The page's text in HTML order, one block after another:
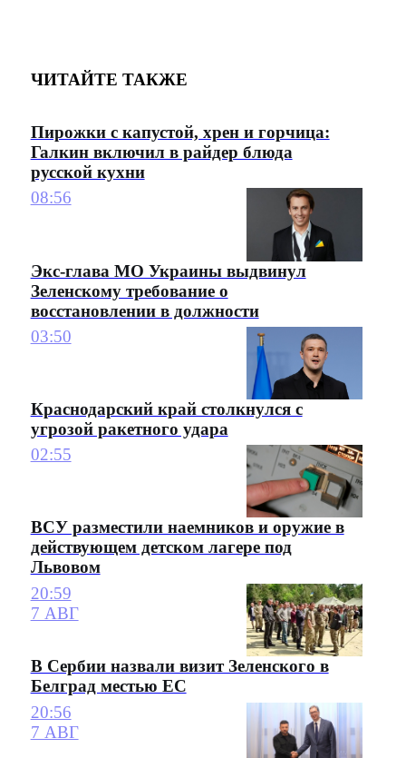
ЧИТАЙТЕ ТАКЖЕ
Пирожки с капустой, хрен и горчица:
Галкин включил в райдер блюда
русской кухни
08:56
Экс-глава МО Украины выдвинул
Зеленскому требование о
восстановлении в должности
03:50
Краснодарский край столкнулся с
угрозой ракетного удара
02:55
ВСУ разместили наемников и оружие в
действующем детском лагере под
Львовом
20:59
7 АВГ
В Сербии назвали визит Зеленского в
Белград местью ЕС
20:56
7 АВГ